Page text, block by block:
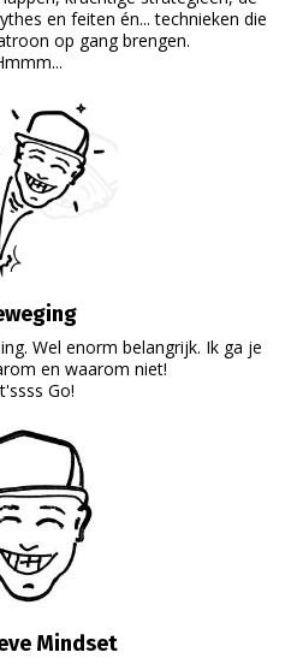
en feiten én... technieken die
op gang brengen.
Wel enorm belangrijk. Ik ga je
en waarom niet!
Go!
Mindset